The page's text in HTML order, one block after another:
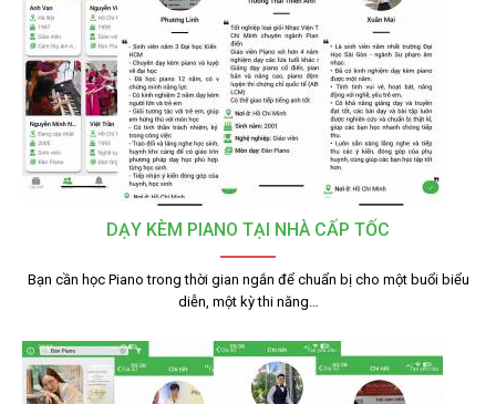
DẠY KÈM PIANO TẠI NHÀ CẤP TỐC
Bạn cần học Piano trong thời gian ngắn để chuẩn bị cho một buổi biểu
diễn, một kỳ thi năng…